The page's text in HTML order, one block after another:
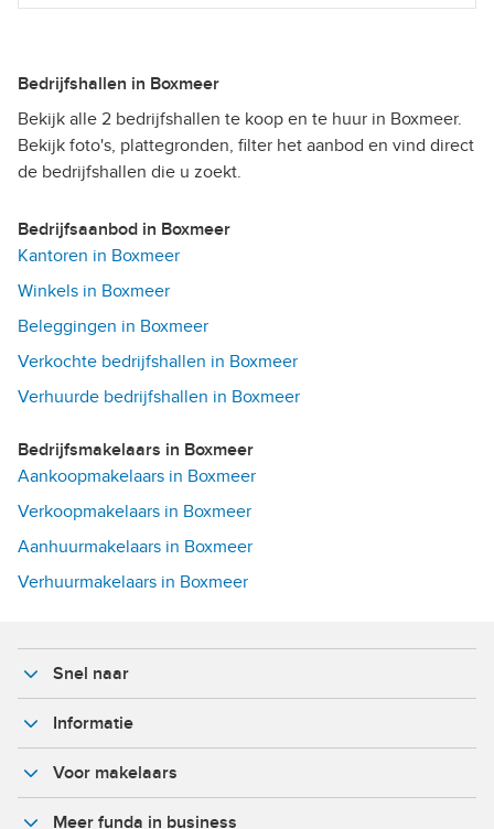
Bedrijfshallen in Boxmeer
Bekijk alle 2 bedrijfshallen te koop en te huur in Boxmeer.
Bekijk foto's, plattegronden, filter het aanbod en vind direct
de bedrijfshallen die u zoekt.
Bedrijfsaanbod in Boxmeer
Kantoren in Boxmeer
Winkels in Boxmeer
Beleggingen in Boxmeer
Verkochte bedrijfshallen in Boxmeer
Verhuurde bedrijfshallen in Boxmeer
Bedrijfsmakelaars in Boxmeer
Aankoopmakelaars in Boxmeer
Verkoopmakelaars in Boxmeer
Aanhuurmakelaars in Boxmeer
Verhuurmakelaars in Boxmeer
Snel naar
Informatie
Voor makelaars
Meer funda in business